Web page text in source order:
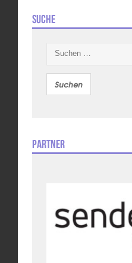
Suche
nach:
Partner